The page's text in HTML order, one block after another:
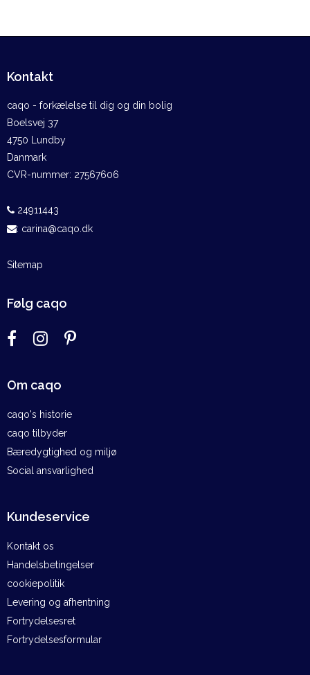
Kontakt
caqo - forkælelse til dig og din bolig
Boelsvej 37
4750 Lundby
Danmark
CVR-nummer: 27567606
24911443
: carina@caqo.dk
Sitemap
Følg caqo
Om caqo
caqo's historie
caqo tilbyder
Bæredygtighed og miljø
Social ansvarlighed
Kundeservice
Kontakt os
Handelsbetingelser
cookiepolitik
Levering og afhentning
Fortrydelsesret
Fortrydelsesformular